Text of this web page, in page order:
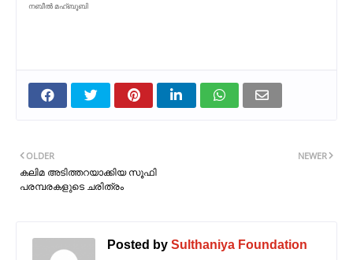
നബീൽ മഹ്ബൂബി
NEWER
OLDER
കലിമ അടിത്തറയാക്കിയ സൂഫി
പരമ്പരകളുടെ ചരിത്രം
Posted by Sulthaniya Foundation